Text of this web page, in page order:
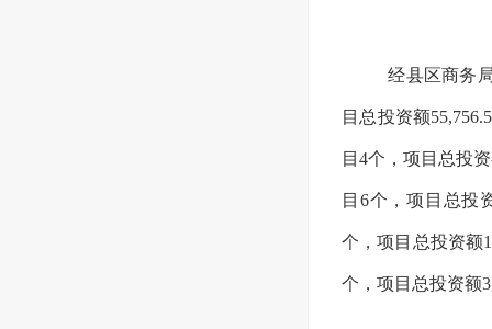
经县区商务
目总投资额
目4个，项目总投
目6个，项目总投
个，项目总投资额
个，项目总投资额